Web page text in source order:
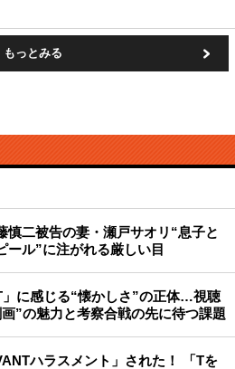
もっとみる
慎二被告の妻・瀬戸サオリ“息子と
ール”に注がれる厳しい目
に感じる“懐かしさ”の正体…視聴
”の魅力と考察合戦の先に待つ課題
ハラスメント」された！ 「Tを